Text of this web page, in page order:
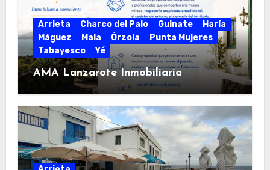
Arrieta Charco del Palo Guinate
Haría
Máguez
Mala Órzola
Punta Mujeres
Tabayesco
Yé
AMA Lanzarote Inmobiliaria